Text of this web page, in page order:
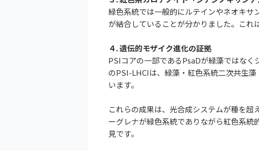
緑色系統では一般的にルテインやネオキ
が結合していることが分かりました。こ
４. 遺伝的モザイク進化の証拠
PSIコアの一部であるPsaDが緑藻ではな
のPSI-LHCIは、緑藻・紅色系統二次共生
います。
これらの成果は、光合成システムが種を
ーグレナが緑色系統でありながら紅色系
見です。